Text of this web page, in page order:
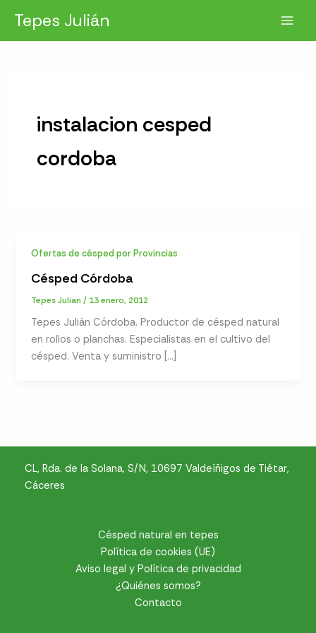
contenido
Tepes Julián
instalacion cesped
cordoba
Ofertas de césped por Provincias
Césped Córdoba
Tepes Julian/ 13 enero, 2012
Tepes Julián Córdoba. Productor de césped natural
en rollos o planchas. Especialistas en el cultivo del
césped. Venta y suministro […]
CL, Rda. de la Solana, S/N, 10697 Valdeíñigos de Tiétar,
Cáceres
Césped natural en tepes
Política de cookies (UE)
Aviso legal y Política de privacidad
¿Quiénes somos?
Contacto